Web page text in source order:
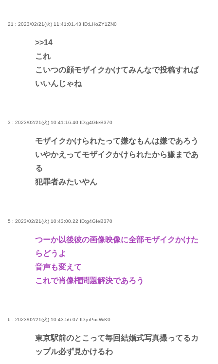
21 : 2023/02/21(火) 11:41:01.43 ID:LHoZY1ZN0
>>14
これ
こいつの顔モザイクかけてみんなで投稿すれば
いいんじゃね
3 : 2023/02/21(火) 10:41:16.40 ID:g4GIeB370
モザイクかけられたって嫌なもんは嫌であろう
いやかえってモザイクかけられたから嫌まであ
る
犯罪者みたいやん
5 : 2023/02/21(火) 10:43:00.22 ID:g4GIeB370
つーか以後彼の画像映像に全部モザイクかけた
らどうよ
音声も変えて
これで肖像権問題解決であろう
6 : 2023/02/21(火) 10:43:56.07 ID:jnPucWiK0
東京駅前のとこって毎回結婚式写真撮ってるカ
ップル必ず見かけるわ